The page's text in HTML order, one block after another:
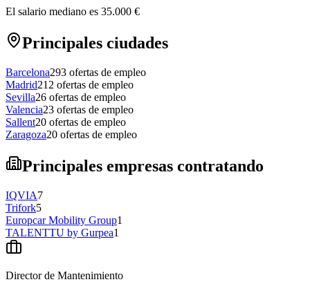
El salario mediano es 35.000 €
Principales ciudades
Barcelona293 ofertas de empleo
Madrid212 ofertas de empleo
Sevilla26 ofertas de empleo
Valencia23 ofertas de empleo
Sallent20 ofertas de empleo
Zaragoza20 ofertas de empleo
Principales empresas contratando
IQVIA7
Trifork5
Europcar Mobility Group1
TALENTTU by Gurpea1
Director de Mantenimiento